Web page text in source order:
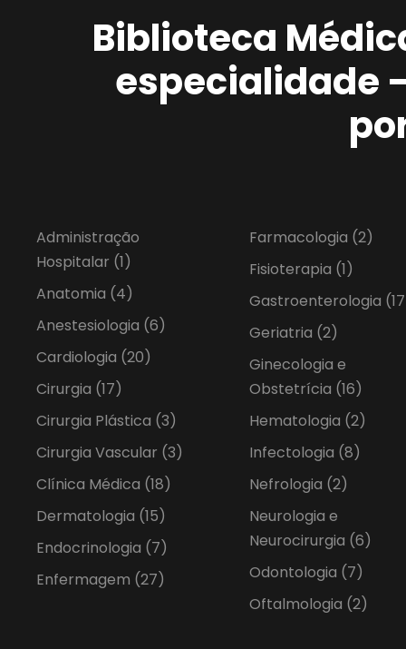
Biblioteca
especialidade
Administração
Hospitalar (1)
Anatomia (4)
Anestesiologia (6)
Cardiologia (20)
Cirurgia (17)
Cirurgia Plástica (3)
Cirurgia Vascular (3)
Clínica Médica (18)
Dermatologia (15)
Endocrinologia (7)
Enfermagem (27)
Farmacologia (2)
Fisioterapia (1)
Gastroenterologia
Geriatria (2)
Ginecologia e
Obstetrícia (16)
Hematologia (2)
Infectologia (8)
Nefrologia (2)
Neurologia e
Neurocirurgia (6)
Odontologia (7)
Oftalmologia (2)